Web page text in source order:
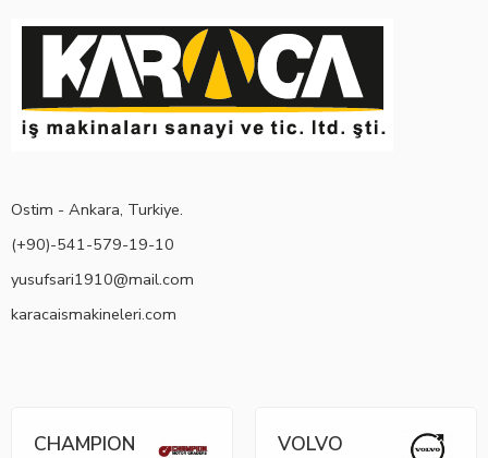
Ostim - Ankara, Turkiye.
(+90)-541-579-19-10
yusufsari1910@mail.com
karacaismakineleri.com
CHAMPION VOLVO